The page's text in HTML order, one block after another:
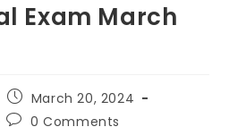
Exam March
March 20, 2024
0 Comments